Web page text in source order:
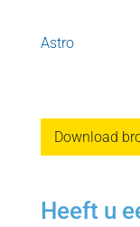
Astro
Download
Heeft u